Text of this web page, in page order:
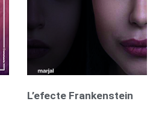
L’efecte Frankenstein